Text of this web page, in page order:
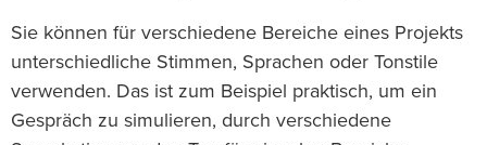
Sie können für verschiedene Bereiche eines Projekts
unterschiedliche Stimmen, Sprachen oder Tonstile
verwenden. Das ist zum Beispiel praktisch, um ein
Gespräch zu simulieren, durch verschiedene